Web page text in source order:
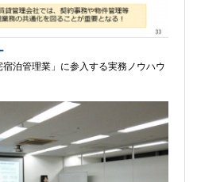
泊管理業」に参入する実務ノウハウ